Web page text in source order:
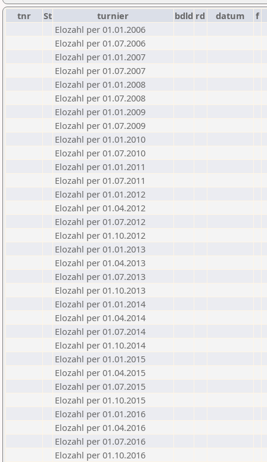
tnr St turnier bdld rd datum
f
Elozahl per 01.01.2006
Elozahl per 01.07.2006
Elozahl per 01.01.2007
Elozahl per 01.07.2007
Elozahl per 01.01.2008
Elozahl per 01.07.2008
Elozahl per 01.01.2009
Elozahl per 01.07.2009
Elozahl per 01.01.2010
Elozahl per 01.07.2010
Elozahl per 01.01.2011
Elozahl per 01.07.2011
Elozahl per 01.01.2012
Elozahl per 01.04.2012
Elozahl per 01.07.2012
Elozahl per 01.10.2012
Elozahl per 01.01.2013
Elozahl per 01.04.2013
Elozahl per 01.07.2013
Elozahl per 01.10.2013
Elozahl per 01.01.2014
Elozahl per 01.04.2014
Elozahl per 01.07.2014
Elozahl per 01.10.2014
Elozahl per 01.01.2015
Elozahl per 01.04.2015
Elozahl per 01.07.2015
Elozahl per 01.10.2015
Elozahl per 01.01.2016
Elozahl per 01.04.2016
Elozahl per 01.07.2016
Elozahl per 01.10.2016